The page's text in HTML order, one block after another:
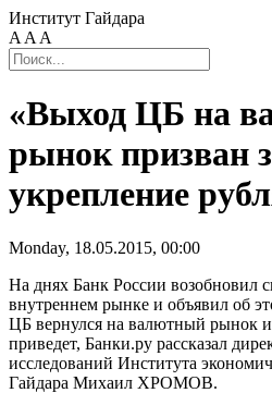
Институт Гайдара
A A A
«Выход ЦБ на
рынок призван
укрепление
Monday, 18.05.2015, 00:00
На днях Банк России возобновил
внутреннем рынке и объявил об
ЦБ вернулся на валютный рынок
приведет, Банки.ру рассказал
исследований Института
Гайдара Михаил ХРОМОВ.